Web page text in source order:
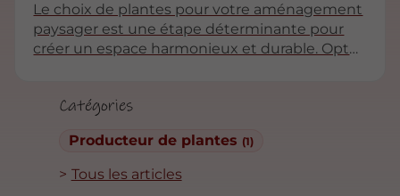
Catégories
Producteur de plantes (1)
Tous les articles
Le choix de plantes pour votre aménagement
paysager est une étape déterminante pour
créer un espace harmonieux et durable. Opter
écologique. Cet article explore les multiples
environnemental que pratique, tout en vous
fournissant des conseils pour maximiser leur
impact dans votre aménagement.